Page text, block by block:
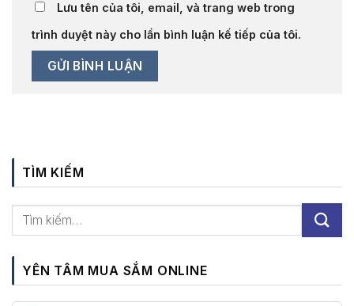
Lưu tên của tôi, email, và trang web trong
trình duyệt này cho lần bình luận kế tiếp của tôi.
TÌM KIẾM
YÊN TÂM MUA SẮM ONLINE